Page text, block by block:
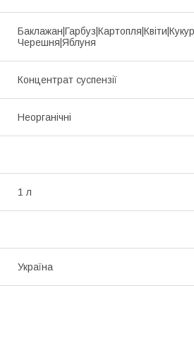
Черешня|Яблуня
Концентрат суспензії
Неорганічні
1 л
Україна